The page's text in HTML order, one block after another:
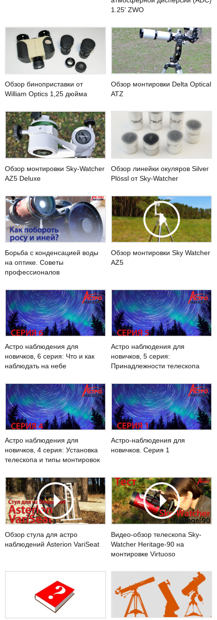
1.25' ZWO
Обзор биноприставки от
William Optics 1,25 дюйма
Обзор монтировки Delta Optical
ATZ
Обзор монтировки Sky-Watcher
AZ5 Deluxe
Обзор линейки окуляров Silver
Plössl от Sky-Watcher
Борьба с конденсацией воды
на оптике. Советы
профессионалов
Обзор монтировки Sky Watcher
AZ5
Астро наблюдения для
новичков, 6 серия: Что и как
наблюдать на небе
Астро наблюдения для
новичков, 5 серия:
Принадлежности телескопа
Астро наблюдения для
новичков, 4 серия: Установка
телескопа и типы монтировок
Астро-наблюдения для
новичков. Серия 1
Обзор стула для астро
наблюдений Asterion VariSeat
Видео-обзор телескопа Sky-
Watcher Heritage-90 на
монтировке Virtuoso